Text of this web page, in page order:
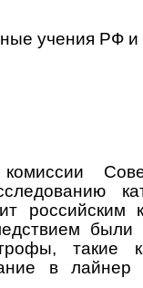
учения РФ
российским
такие
в лайнер